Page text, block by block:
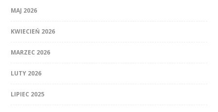
MAJ 2026
KWIECIEŃ 2026
MARZEC 2026
LUTY 2026
LIPIEC 2025